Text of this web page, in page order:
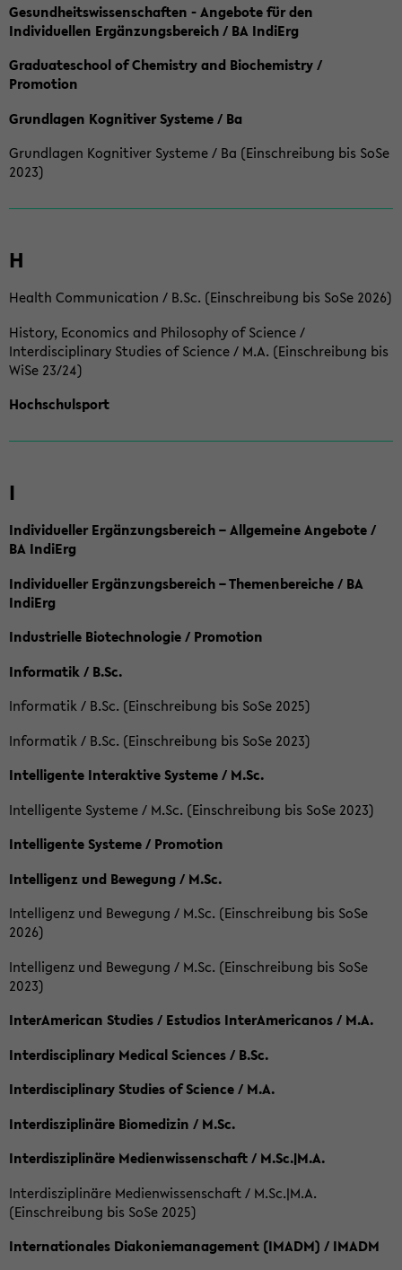
Gesundheitswissenschaften - Angebote für den
Individuellen Ergänzungsbereich / BA IndiErg
Graduateschool of Chemistry and Biochemistry /
Promotion
Grundlagen Kognitiver Systeme / Ba
Grundlagen Kognitiver Systeme / Ba (Einschreibung bis SoSe
2023)
H
Health Communication / B.Sc. (Einschreibung bis SoSe 2026)
History, Economics and Philosophy of Science /
Interdisciplinary Studies of Science / M.A. (Einschreibung bis
WiSe 23/24)
Hochschulsport
I
Individueller Ergänzungsbereich – Allgemeine Angebote /
BA IndiErg
Individueller Ergänzungsbereich – Themenbereiche / BA
IndiErg
Industrielle Biotechnologie / Promotion
Informatik / B.Sc.
Informatik / B.Sc. (Einschreibung bis SoSe 2025)
Informatik / B.Sc. (Einschreibung bis SoSe 2023)
Intelligente Interaktive Systeme / M.Sc.
Intelligente Systeme / M.Sc. (Einschreibung bis SoSe 2023)
Intelligente Systeme / Promotion
Intelligenz und Bewegung / M.Sc.
Intelligenz und Bewegung / M.Sc. (Einschreibung bis SoSe
2026)
Intelligenz und Bewegung / M.Sc. (Einschreibung bis SoSe
2023)
InterAmerican Studies / Estudios InterAmericanos / M.A.
Interdisciplinary Medical Sciences / B.Sc.
Interdisciplinary Studies of Science / M.A.
Interdisziplinäre Biomedizin / M.Sc.
Interdisziplinäre Medienwissenschaft / M.Sc.|M.A.
Interdisziplinäre Medienwissenschaft / M.Sc.|M.A.
(Einschreibung bis SoSe 2025)
Internationales Diakoniemanagement (IMADM) / IMADM